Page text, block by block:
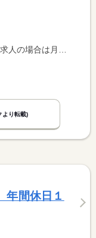
合は時間額を表示しています。
より転載)
間休日１